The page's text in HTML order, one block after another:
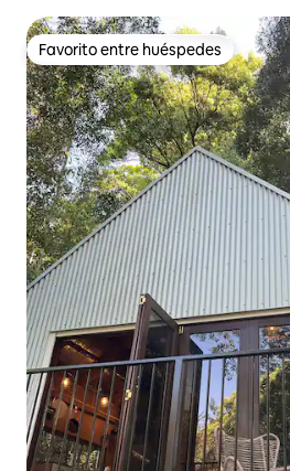
Favorito entre huéspedes
Favorito entre huéspedes